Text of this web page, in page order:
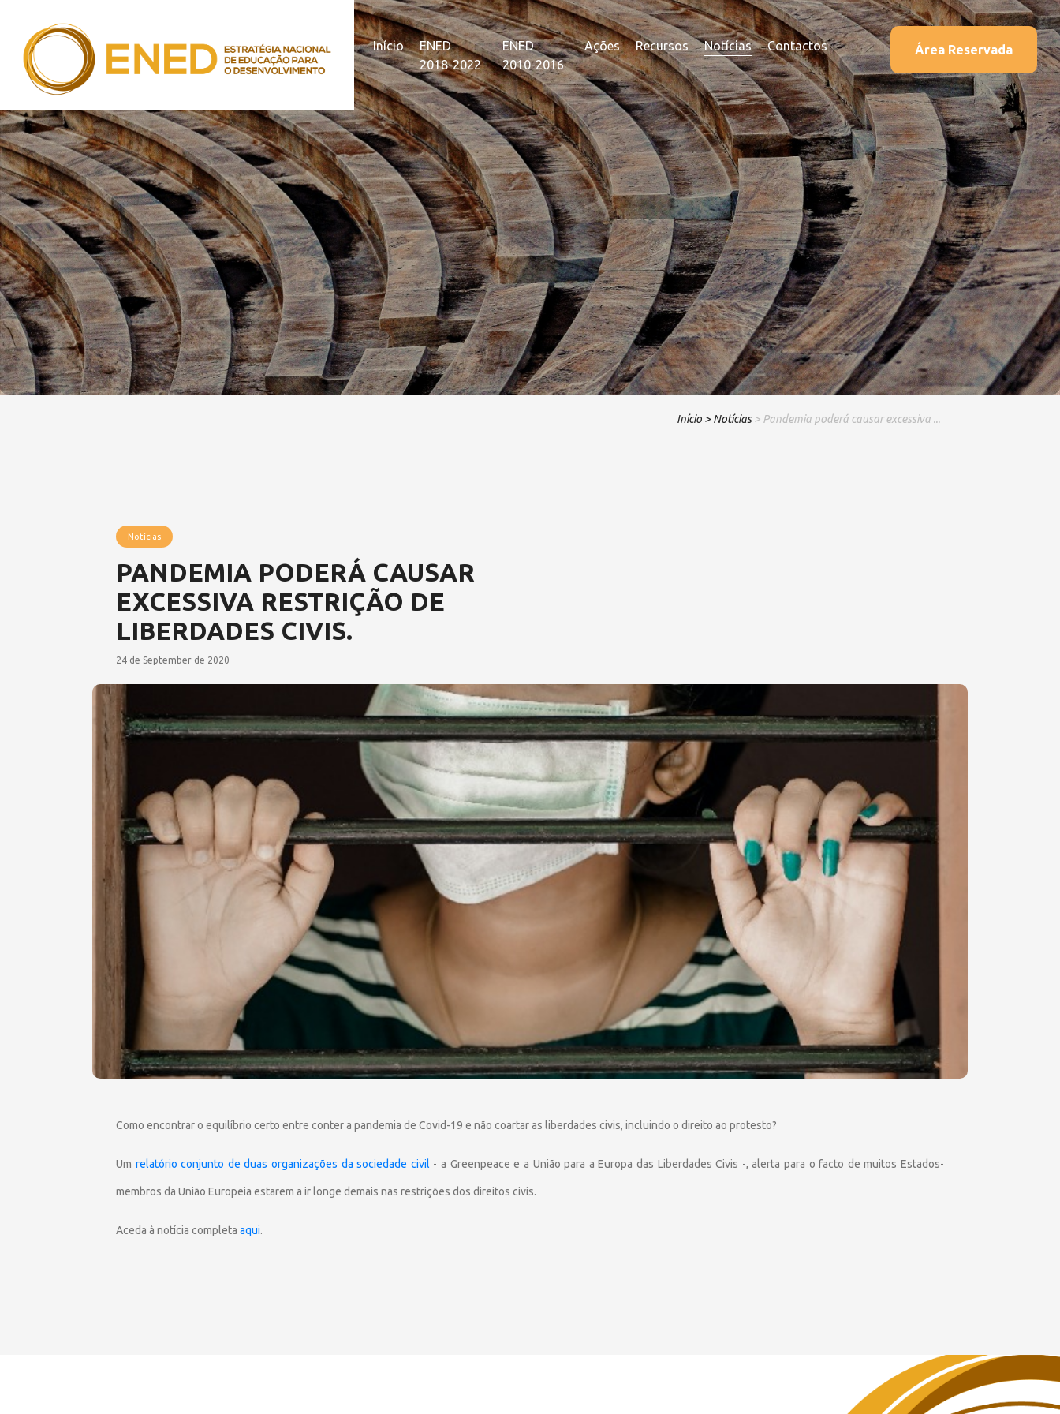
Início
ENED
2018-2022
ENED
2010-2016
Ações Recursos Notícias Contactos Área Reservada
Início > Notícias > Pandemia poderá causar excessiva ...
Notícias
PANDEMIA PODERÁ CAUSAR
EXCESSIVA RESTRIÇÃO DE
LIBERDADES CIVIS.
24 de September de 2020
Como encontrar o equilíbrio certo entre conter a pandemia de Covid-19 e não coartar as liberdades civis, incluindo o direito ao protesto?
Um relatório conjunto de duas organizações da sociedade civil - a Greenpeace e a União para a Europa das Liberdades Civis -, alerta para o facto de muitos Estados-
membros da União Europeia estarem a ir longe demais nas restrições dos direitos civis.
Aceda à notícia completa aqui.